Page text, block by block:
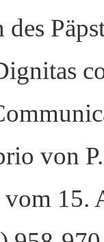
von
vom 15.